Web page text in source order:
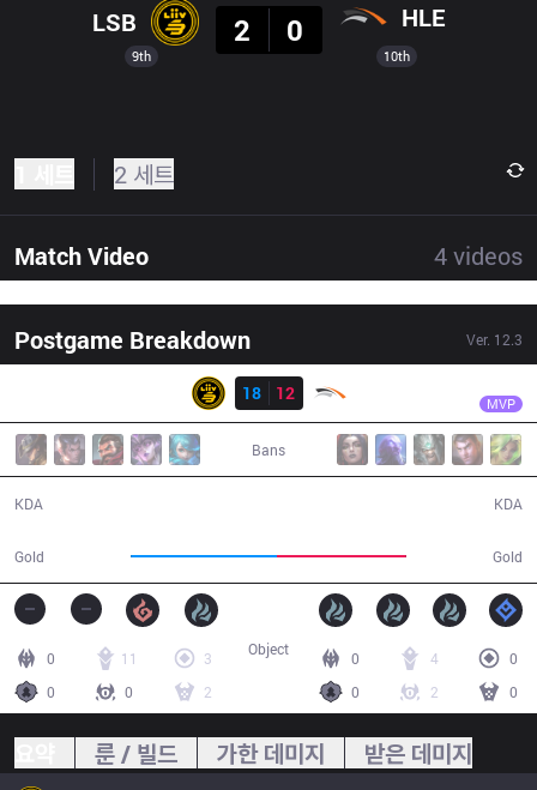
9th
LSB
2
0 HLE
10th
2 세트
Match Video 4videos
Postgame Breakdown Ver. 12.3
18
12 MVP
Bans
KDA
Gold Gold
KDA
0 11
3
0
0 2
0 4
0
0
2 0
Object
룬 / 빌드 가한 데미지 받은 데미지